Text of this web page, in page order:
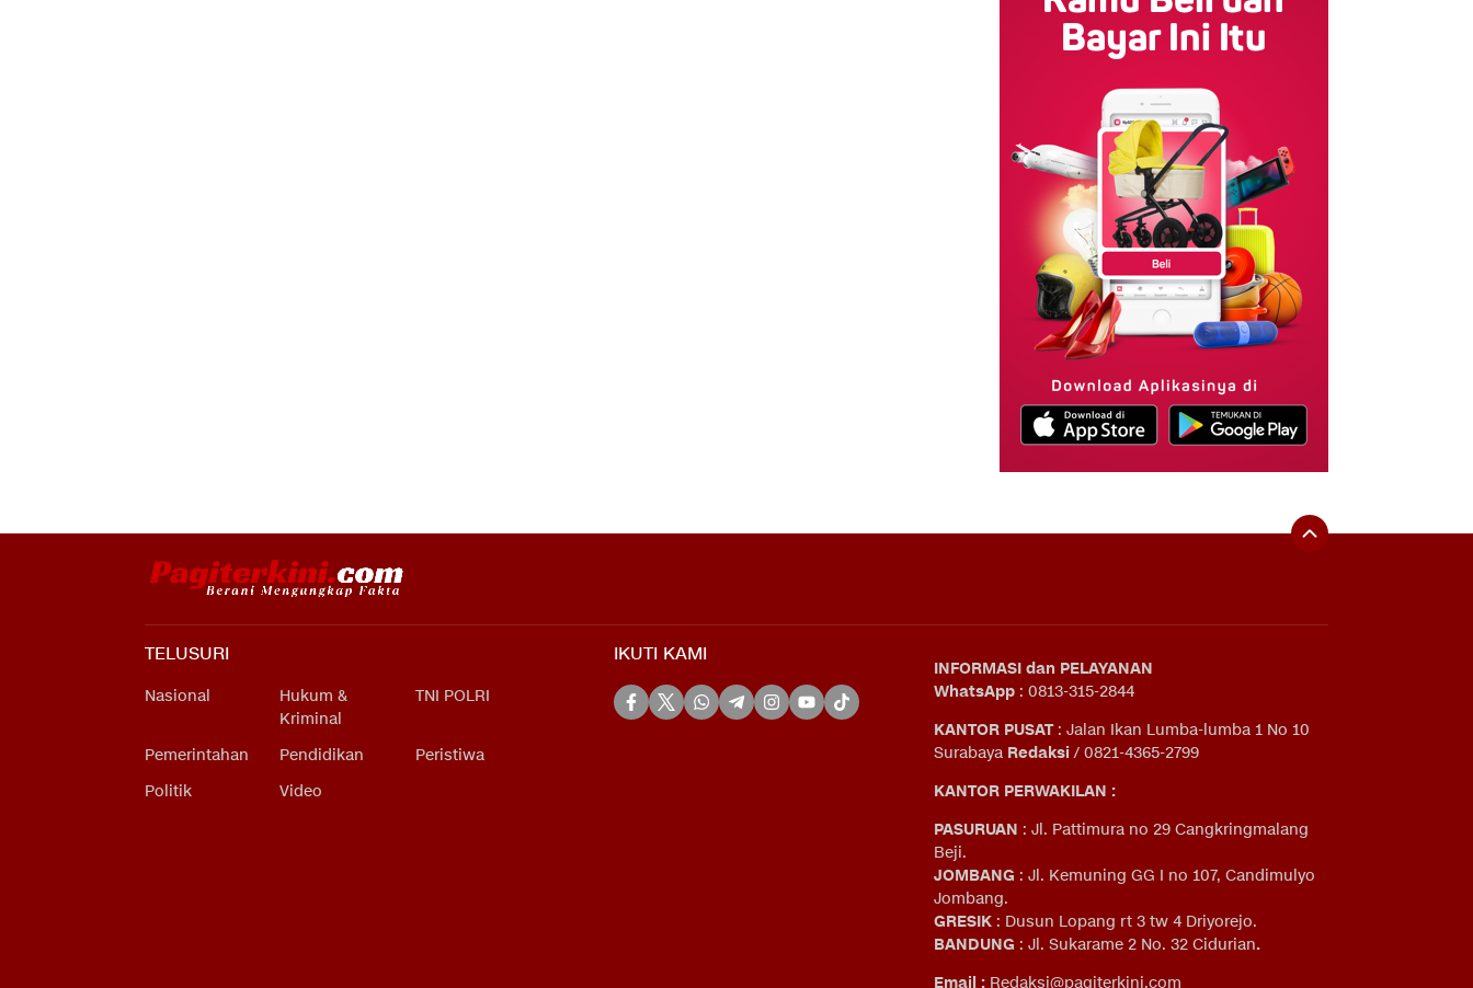
TELUSURI
Nasional
Hukum &
Kriminal
TNI POLRI
Pemerintahan Pendidikan
Peristiwa
Politik
Video
IKUTI KAMI
INFORMASI dan PELAYANAN
WhatsApp : 0813-315-2844
KANTOR PUSAT: Jalan Ikan Lumba-lumba 1 No 10
Surabaya Redaksi / 0821-4365-2799
KANTOR PERWAKILAN :
PASURUAN : Jl. Pattimura no 29 Cangkringmalang
Beji.
JOMBANG : Jl. Kemuning GG I no 107, Candimulyo
Jombang.
GRESIK : Dusun Lopang rt 3 tw 4 Driyorejo.
BANDUNG : Jl. Sukarame 2 No. 32 Cidurian.
Email : Redaksi@pagiterkini.com